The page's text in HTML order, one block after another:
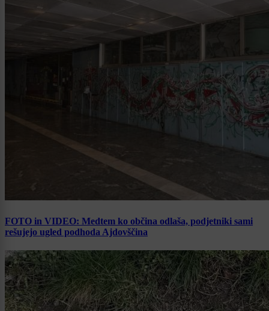
FOTO in VIDEO: Medtem ko občina odlaša, podjetniki sami
rešujejo ugled podhoda Ajdovščina